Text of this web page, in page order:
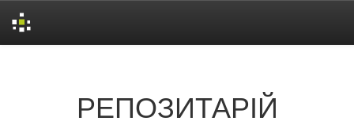
РЕПОЗИТАРІЙ